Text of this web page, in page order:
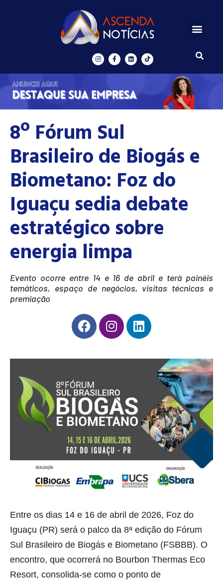
8º Fórum Sul
Brasileiro de Biogás e
Biometano: Foz do
Iguaçu sedia debate
estratégico sobre
energia limpa
Evento ocorre entre 14 e 16 de abril e terá painéis
temáticos, espaço de negócios, visitas técnicas e
premiação
Entre os dias 14 e 16 de abril de 2026, Foz do
Iguaçu (PR) será o palco da 8ª edição do Fórum
Sul Brasileiro de Biogás e Biometano (FSBBB). O
encontro, que ocorrerá no Bourbon Thermas Eco
Resort, consolida-se como o ponto de